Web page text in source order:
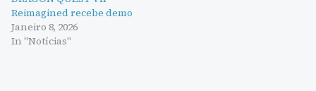
Reimagined recebe demo
Janeiro 8, 2026
In "Notícias"